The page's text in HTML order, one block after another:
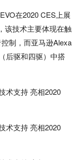
在2020 CES上展
该技术主要体现在触
制，而亚马逊Alexa
后驱和四驱）中搭